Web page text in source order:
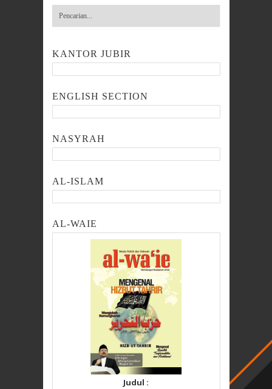
KANTOR JUBIR
ENGLISH SECTION
NASYRAH
AL-ISLAM
AL-WAIE
Judul :